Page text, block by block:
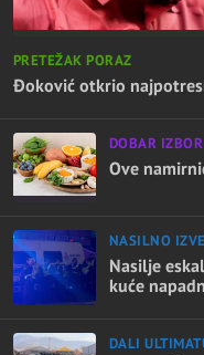
PRETEŽAK PORAZ
Đoković otkrio
DOBAR IZBOR
Ove
NASILNO
Nasilje
kuće
DALI